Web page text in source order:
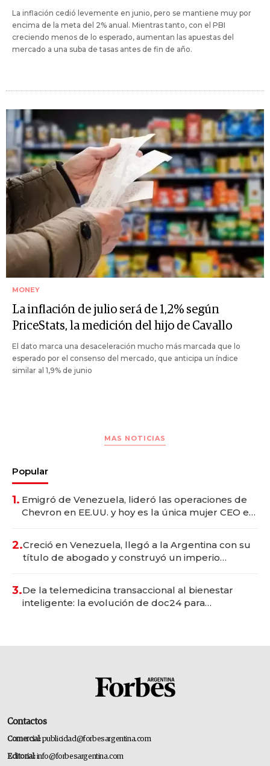
La inflación cedió levemente en junio, pero se mantiene muy por
encima de la meta del 2% anual. Mientras tanto, con el PBI
creciendo menos de lo esperado, aumentan las apuestas del
mercado a una suba de tasas antes de fin de año.
MONEY
La inflación de julio será de 1,2% según
PriceStats, la medición del hijo de Cavallo
El dato marca una desaceleración mucho más marcada que lo
esperado por el consenso del mercado, que anticipa un índice
similar al 1,9% de junio
MAS NOTICIAS
Popular
1. Emigró de Venezuela, lideró las operaciones de
Chevron en EE.UU. y hoy es la única mujer CEO en
2.Creció en Venezuela, llegó a la Argentina con su
título de abogado y construyó un imperio
3.De la telemedicina transaccional al bienestar
inteligente: la evolución de doc24 para
Contactos
Comercial:publicidad@forbesargentina.com
Editorial:info@forbesargentina.com